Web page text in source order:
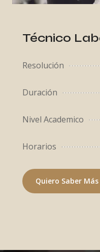
Técnico
Resolución
Duración
Nivel Academico
Horarios
Quiero Saber Más